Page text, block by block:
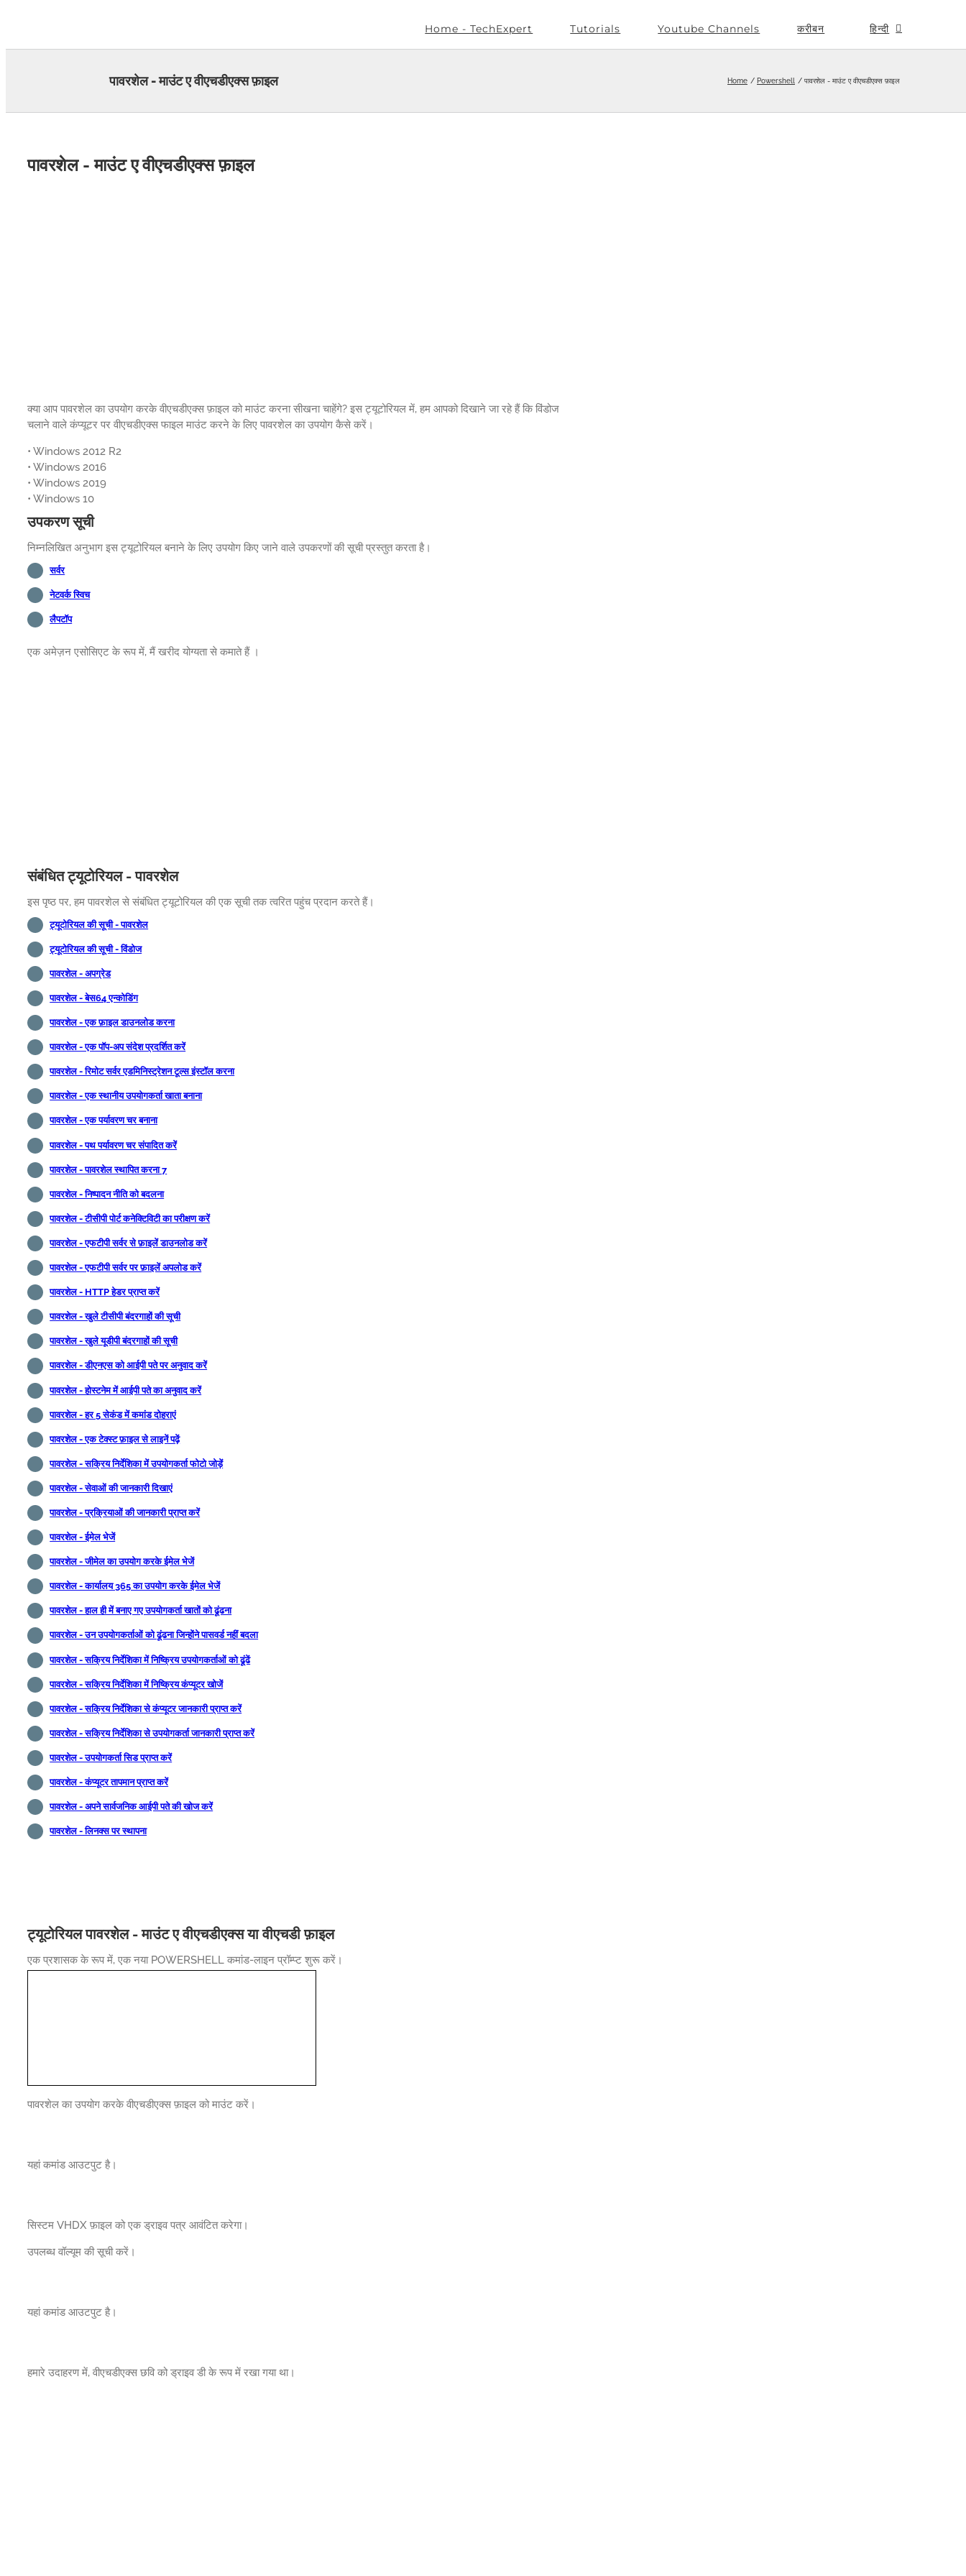
Home - TechExpert Tutorials Youtube Channels करीबन हिन्दी
पावरशेल - माउंट ए वीएचडीएक्स फ़ाइल Home Powershell पावरशेल - माउंट ए वीएचडीएक्स फ़ाइल
पावरशेल - माउंट ए वीएचडीएक्स फ़ाइल
क्या आप पावरशेल का उपयोग करके वीएचडीएक्स फ़ाइल को माउंट करना सीखना चाहेंगे? इस ट्यूटोरियल में, हम आपको दिखाने जा रहे हैं कि विंडोज
चलाने वाले कंप्यूटर पर वीएचडीएक्स फाइल माउंट करने के लिए पावरशेल का उपयोग कैसे करें।
• Windows 2012 R2
• Windows 2016
• Windows 2019
• Windows 10
उपकरण सूची
निम्नलिखित अनुभाग इस ट्यूटोरियल बनाने के लिए उपयोग किए जाने वाले उपकरणों की सूची प्रस्तुत करता है।
सर्वर
नेटवर्क स्विच
लैपटॉप
एक अमेज़न एसोसिएट के रूप में, मैं खरीद योग्यता से कमाते हैं ।
संबंधित ट्यूटोरियल - पावरशेल
इस पृष्ठ पर, हम पावरशेल से संबंधित ट्यूटोरियल की एक सूची तक त्वरित पहुंच प्रदान करते हैं।
ट्यूटोरियल की सूची - पावरशेल
ट्यूटोरियल की सूची - विंडोज
पावरशेल - अपग्रेड
पावरशेल - बेस64 एन्कोडिंग
पावरशेल - एक फ़ाइल डाउनलोड करना
पावरशेल - एक पॉप-अप संदेश प्रदर्शित करें
पावरशेल - रिमोट सर्वर एडमिनिस्ट्रेशन टूल्स इंस्टॉल करना
पावरशेल - एक स्थानीय उपयोगकर्ता खाता बनाना
पावरशेल - एक पर्यावरण चर बनाना
पावरशेल - पथ पर्यावरण चर संपादित करें
पावरशेल - पावरशेल स्थापित करना 7
पावरशेल - निष्पादन नीति को बदलना
पावरशेल - टीसीपी पोर्ट कनेक्टिविटी का परीक्षण करें
पावरशेल - एफटीपी सर्वर से फ़ाइलें डाउनलोड करें
पावरशेल - एफटीपी सर्वर पर फ़ाइलें अपलोड करें
पावरशेल - HTTP हेडर प्राप्त करें
पावरशेल - खुले टीसीपी बंदरगाहों की सूची
पावरशेल - खुले यूडीपी बंदरगाहों की सूची
पावरशेल - डीएनएस को आईपी पते पर अनुवाद करें
पावरशेल - होस्टनेम में आईपी पते का अनुवाद करें
पावरशेल - हर 5 सेकंड में कमांड दोहराएं
पावरशेल - एक टेक्स्ट फ़ाइल से लाइनें पढ़ें
पावरशेल - सक्रिय निर्देशिका में उपयोगकर्ता फोटो जोड़ें
पावरशेल - सेवाओं की जानकारी दिखाएं
पावरशेल - प्रक्रियाओं की जानकारी प्राप्त करें
पावरशेल - ईमेल भेजें
पावरशेल - जीमेल का उपयोग करके ईमेल भेजें
पावरशेल - कार्यालय 365 का उपयोग करके ईमेल भेजें
पावरशेल - हाल ही में बनाए गए उपयोगकर्ता खातों को ढूंढना
पावरशेल - उन उपयोगकर्ताओं को ढूंढना जिन्होंने पासवर्ड नहीं बदला
पावरशेल - सक्रिय निर्देशिका में निष्क्रिय उपयोगकर्ताओं को ढूंढें
पावरशेल - सक्रिय निर्देशिका में निष्क्रिय कंप्यूटर खोजें
पावरशेल - सक्रिय निर्देशिका से कंप्यूटर जानकारी प्राप्त करें
पावरशेल - सक्रिय निर्देशिका से उपयोगकर्ता जानकारी प्राप्त करें
पावरशेल - उपयोगकर्ता सिड प्राप्त करें
पावरशेल - कंप्यूटर तापमान प्राप्त करें
पावरशेल - अपने सार्वजनिक आईपी पते की खोज करें
पावरशेल - लिनक्स पर स्थापना
ट्यूटोरियल पावरशेल - माउंट ए वीएचडीएक्स या वीएचडी फ़ाइल
एक प्रशासक के रूप में, एक नया POWERSHELL कमांड-लाइन प्रॉम्प्ट शुरू करें।
पावरशेल का उपयोग करके वीएचडीएक्स फ़ाइल को माउंट करें।
यहां कमांड आउटपुट है।
सिस्टम VHDX फ़ाइल को एक ड्राइव पत्र आवंटित करेगा।
उपलब्ध वॉल्यूम की सूची करें।
यहां कमांड आउटपुट है।
हमारे उदाहरण में, वीएचडीएक्स छवि को ड्राइव डी के रूप में रखा गया था।